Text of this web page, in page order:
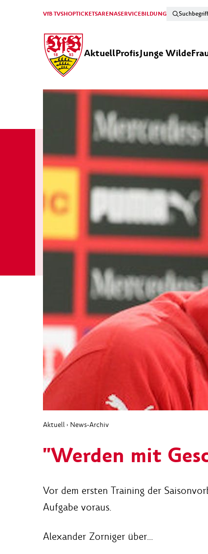
VfB TVSHOPTICKETSARENASERVICEBILDUNG
AktuellProfisJunge Wilde
Aktuell › News-Archiv
"Werden mit
Vor dem ersten Training der
Aufgabe voraus.
Alexander Zorniger über…